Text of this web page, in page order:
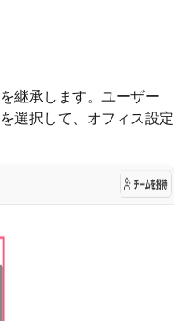
継承します。ユーザー
選択して、オフィス設定